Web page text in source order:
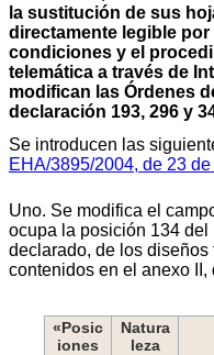
la sustitución de sus
directamente legible
condiciones y el
telemática a través de
modifican las Órdenes
declaración 193, 296 y
Se introducen las
EHA/3895/2004, de 23
Uno. Se modifica el
ocupa la posición 134 del
declarado, de los
contenidos en el anexo
«Posic
iones
Natura
leza